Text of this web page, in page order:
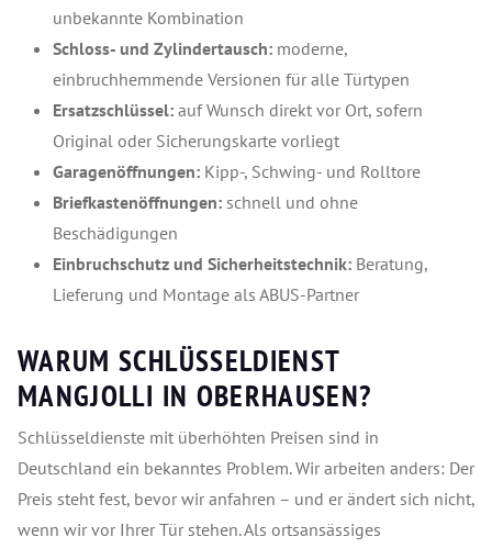
unbekannte Kombination
Schloss- und Zylindertausch: moderne,
einbruchhemmende Versionen für alle Türtypen
Ersatzschlüssel: auf Wunsch direkt vor Ort, sofern
Original oder Sicherungskarte vorliegt
Garagenöffnungen: Kipp-, Schwing- und Rolltore
Briefkastenöffnungen: schnell und ohne
Beschädigungen
Einbruchschutz und Sicherheitstechnik: Beratung,
Lieferung und Montage als ABUS-Partner
WARUM SCHLÜSSELDIENST
MANGJOLLI IN OBERHAUSEN?
Schlüsseldienste mit überhöhten Preisen sind in
Deutschland ein bekanntes Problem. Wir arbeiten anders: Der
Preis steht fest, bevor wir anfahren – und er ändert sich nicht,
wenn wir vor Ihrer Tür stehen. Als ortsansässiges